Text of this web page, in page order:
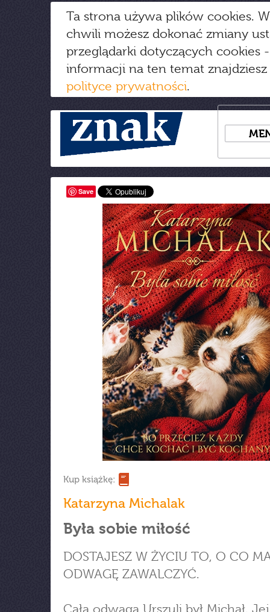
Ta strona używa plików cookies.
chwili możesz dokonać zmiany
przeglądarki dotyczących cookies
informacji na ten temat
polityce prywatności.
Save
Kup książkę:
Katarzyna Michalak
Była sobie miłość
DOSTAJESZ W ŻYCIU TO, O CO
ODWAGĘ ZAWALCZYĆ.
Całą odwagą Urszuli był Michał. Jej